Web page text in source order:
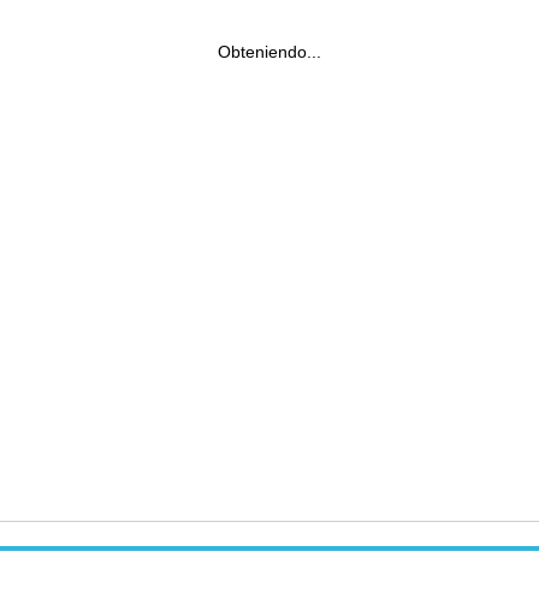
Obteniendo...